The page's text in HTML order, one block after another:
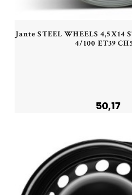
Acheter
Jante STEEL WHEELS 4,5X14
4/100 ET39
50,17